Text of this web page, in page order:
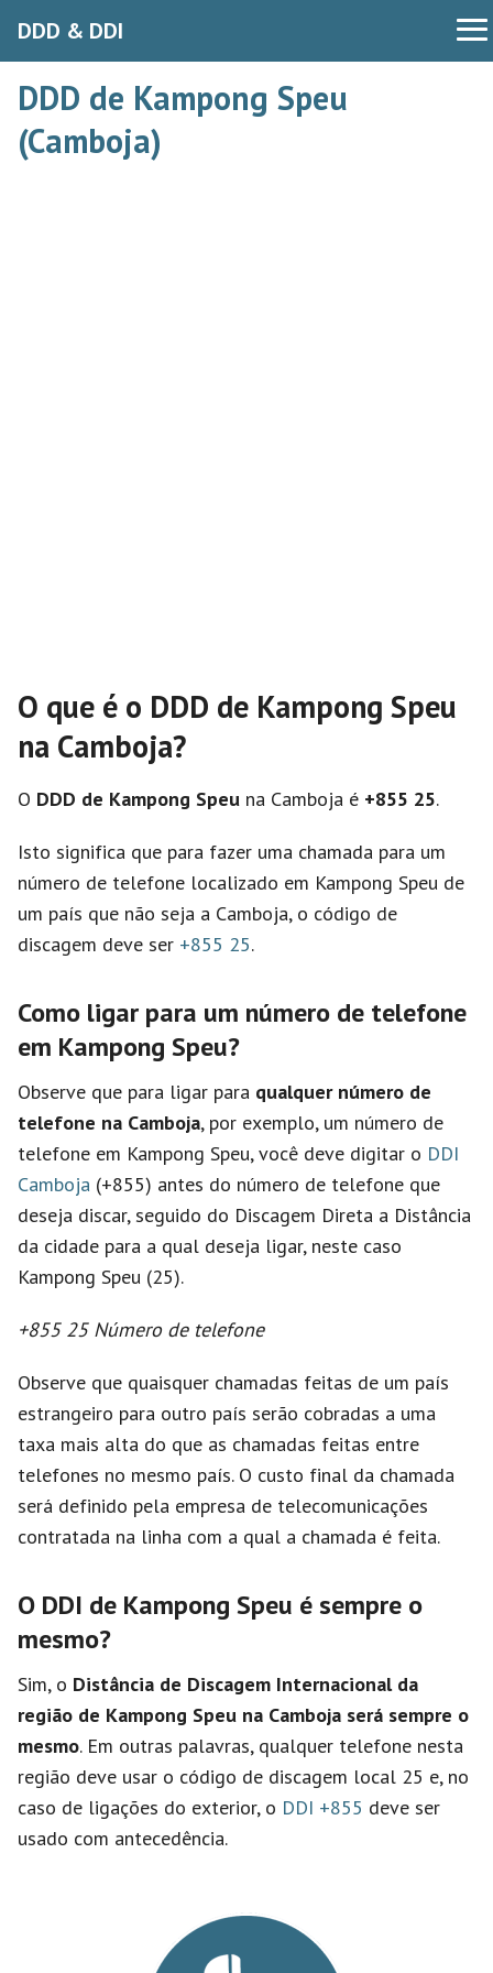
DDD & DDI
DDD de Kampong Speu
(Camboja)
O que é o DDD de Kampong Speu
na Camboja?
O DDD de Kampong Speu na Camboja é +855 25.
Isto significa que para fazer uma chamada para um
número de telefone localizado em Kampong Speu de
um país que não seja a Camboja, o código de
discagem deve ser +855 25.
Como ligar para um número de telefone
em Kampong Speu?
Observe que para ligar para qualquer número de
telefone na Camboja, por exemplo, um número de
telefone em Kampong Speu, você deve digitar o DDI
Camboja (+855) antes do número de telefone que
deseja discar, seguido do Discagem Direta a Distância
da cidade para a qual deseja ligar, neste caso
Kampong Speu (25).
+855 25 Número de telefone
Observe que quaisquer chamadas feitas de um país
estrangeiro para outro país serão cobradas a uma
taxa mais alta do que as chamadas feitas entre
telefones no mesmo país. O custo final da chamada
será definido pela empresa de telecomunicações
contratada na linha com a qual a chamada é feita.
O DDI de Kampong Speu é sempre o
mesmo?
Sim, o Distância de Discagem Internacional da
região de Kampong Speu na Camboja será sempre o
mesmo. Em outras palavras, qualquer telefone nesta
região deve usar o código de discagem local 25 e, no
caso de ligações do exterior, o DDI +855 deve ser
usado com antecedência.